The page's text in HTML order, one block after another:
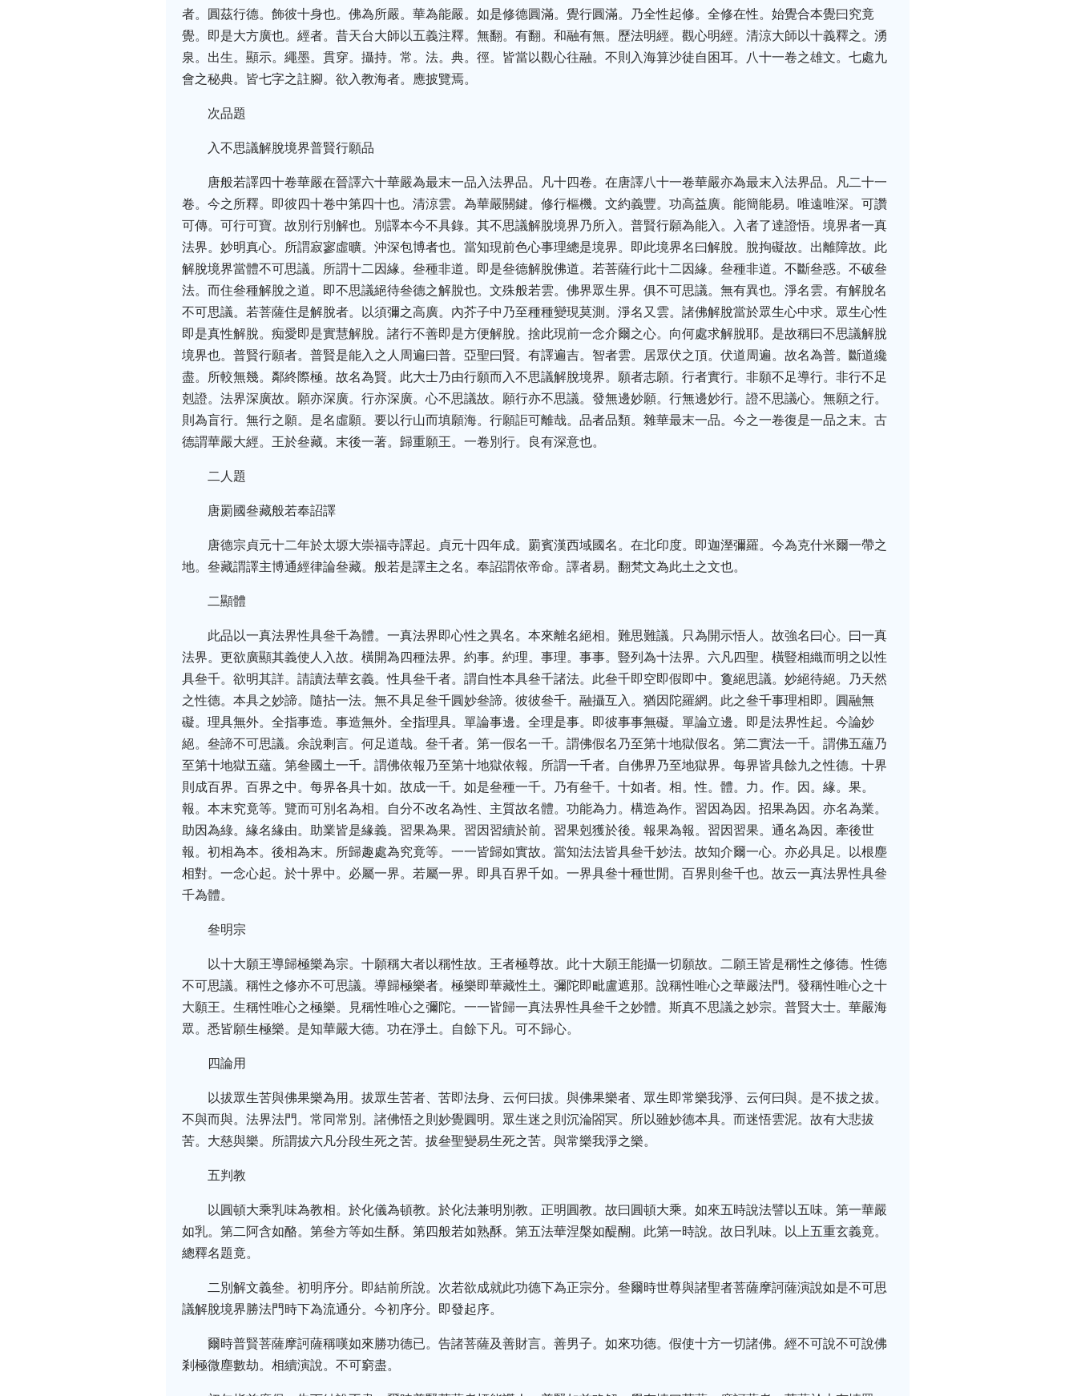
者。圓茲行德。飾彼十身也。佛為所嚴。華為能嚴。如是修德圓滿。覺行圓滿。乃全性起修。全修在性。始覺合本覺曰究竟
覺。即是大方廣也。經者。昔天台大師以五義注釋。無翻。有翻。和融有無。歷法明經。觀心明經。清涼大師以十義釋之。湧
泉。出生。顯示。繩墨。貫穿。攝持。常。法。典。徑。皆當以觀心往融。不則入海算沙徒自困耳。八十一卷之雄文。七處九
會之秘典。皆七字之註腳。欲入教海者。應披覽焉。
次品題
入不思議解脫境界普賢行願品
唐般若譯四十卷華嚴在晉譯六十華嚴為最末一品入法界品。凡十四卷。在唐譯八十一卷華嚴亦為最末入法界品。凡二十一
卷。今之所釋。即彼四十卷中第四十也。清涼雲。為華嚴關鍵。修行樞機。文約義豐。功高益廣。能簡能易。唯遠唯深。可讚
可傳。可行可寶。故別行別解也。別譯本今不具錄。其不思議解脫境界乃所入。普賢行願為能入。入者了達證悟。境界者一真
法界。妙明真心。所謂寂寥虛曠。沖深包博者也。當知現前色心事理總是境界。即此境界名曰解脫。脫拘礙故。出離障故。此
解脫境界當體不可思議。所謂十二因緣。叄種非道。即是叄德解脫佛道。若菩薩行此十二因緣。叄種非道。不斷叄惑。不破叄
法。而住叄種解脫之道。即不思議絕待叄德之解脫也。文殊般若雲。佛界眾生界。俱不可思議。無有異也。淨名雲。有解脫名
不可思議。若菩薩住是解脫者。以須彌之高廣。內芥子中乃至種種變現莫測。淨名又雲。諸佛解脫當於眾生心中求。眾生心性
即是真性解脫。痴愛即是實慧解脫。諸行不善即是方便解脫。捨此現前一念介爾之心。向何處求解脫耶。是故稱曰不思議解脫
境界也。普賢行願者。普賢是能入之人周遍曰普。亞聖曰賢。有譯遍吉。智者雲。居眾伏之頂。伏道周遍。故名為普。斷道纔
盡。所較無幾。鄰終際極。故名為賢。此大士乃由行願而入不思議解脫境界。願者志願。行者實行。非願不足導行。非行不足
剋證。法界深廣故。願亦深廣。行亦深廣。心不思議故。願行亦不思議。發無邊妙願。行無邊妙行。證不思議心。無願之行。
則為盲行。無行之願。是名虛願。要以行山而填願海。行願詎可離哉。品者品類。雜華最末一品。今之一卷復是一品之末。古
德謂華嚴大經。王於叄藏。末後一著。歸重願王。一卷別行。良有深意也。
二人題
唐罽國叄藏般若奉詔譯
唐德宗貞元十二年於太塬大崇福寺譯起。貞元十四年成。罽賓漢西域國名。在北印度。即迦溼彌羅。今為克什米爾一帶之
地。叄藏謂譯主博通經律論叄藏。般若是譯主之名。奉詔謂依帝命。譯者易。翻梵文為此土之文也。
二顯體
此品以一真法界性具叄千為體。一真法界即心性之異名。本來離名絕相。難思難議。只為開示悟人。故強名曰心。曰一真
法界。更欲廣顯其義使人入故。橫開為四種法界。約事。約理。事理。事事。豎列為十法界。六凡四聖。橫豎相織而明之以性
具叄千。欲明其詳。請讀法華玄義。性具叄千者。謂自性本具叄千諸法。此叄千即空即假即中。敻絕思議。妙絕待絕。乃天然
之性德。本具之妙諦。隨拈一法。無不具足叄千圓妙叄諦。彼彼叄千。融攝互入。猶因陀羅網。此之叄千事理相即。圓融無
礙。理具無外。全指事造。事造無外。全指理具。單論事邊。全理是事。即彼事事無礙。單論立邊。即是法界性起。今論妙
絕。叄諦不可思議。余說剩言。何足道哉。叄千者。第一假名一千。謂佛假名乃至第十地獄假名。第二實法一千。謂佛五蘊乃
至第十地獄五蘊。第叄國土一千。謂佛依報乃至第十地獄依報。所謂一千者。自佛界乃至地獄界。每界皆具餘九之性德。十界
則成百界。百界之中。每界各具十如。故成一千。如是叄種一千。乃有叄千。十如者。相。性。體。力。作。因。緣。果。
報。本末究竟等。覽而可別名為相。自分不改名為性、主質故名體。功能為力。構造為作。習因為因。招果為因。亦名為業。
助因為綠。緣名緣由。助業皆是緣義。習果為果。習因習續於前。習果剋獲於後。報果為報。習因習果。通名為因。牽後世
報。初相為本。後相為末。所歸趣處為究竟等。一一皆歸如實故。當知法法皆具叄千妙法。故知介爾一心。亦必具足。以根塵
相對。一念心起。於十界中。必屬一界。若屬一界。即具百界千如。一界具叄十種世閒。百界則叄千也。故云一真法界性具叄
千為體。
叄明宗
以十大願王導歸極樂為宗。十願稱大者以稱性故。王者極尊故。此十大願王能攝一切願故。二願王皆是稱性之修德。性德
不可思議。稱性之修亦不可思議。導歸極樂者。極樂即華藏性土。彌陀即毗盧遮那。說稱性唯心之華嚴法門。發稱性唯心之十
大願王。生稱性唯心之極樂。見稱性唯心之彌陀。一一皆歸一真法界性具叄千之妙體。斯真不思議之妙宗。普賢大士。華嚴海
眾。悉皆願生極樂。是知華嚴大德。功在淨土。自餘下凡。可不歸心。
四論用
以拔眾生苦與佛果樂為用。拔眾生苦者、苦即法身、云何曰拔。與佛果樂者、眾生即常樂我淨、云何曰與。是不拔之拔。
不與而與。法界法門。常同常別。諸佛悟之則妙覺圓明。眾生迷之則沉淪閤冥。所以雖妙德本具。而迷悟雲泥。故有大悲拔
苦。大慈與樂。所謂拔六凡分段生死之苦。拔叄聖變易生死之苦。與常樂我淨之樂。
五判教
以圓頓大乘乳味為教相。於化儀為頓教。於化法兼明別教。正明圓教。故曰圓頓大乘。如來五時說法譬以五味。第一華嚴
如乳。第二阿含如酪。第叄方等如生酥。第四般若如熟酥。第五法華涅槃如醍醐。此第一時說。故日乳味。以上五重玄義竟。
總釋名題竟。
二別解文義叄。初明序分。即結前所說。次若欲成就此功德下為正宗分。叄爾時世尊與諸聖者菩薩摩訶薩演說如是不可思
議解脫境界勝法門時下為流通分。今初序分。即發起序。
爾時普賢菩薩摩訶薩稱嘆如來勝功德已。告諸菩薩及善財言。善男子。如來功德。假使十方一切諸佛。經不可說不可說佛
剎極微塵數劫。相續演說。不可窮盡。